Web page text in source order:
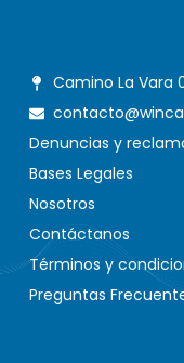
Camino La Vara
Denuncias y
Bases Legales
Nosotros
Contáctanos
Términos y
Preguntas